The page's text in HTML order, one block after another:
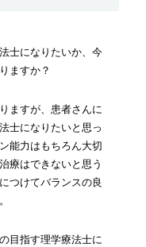
士になりたいか、今
ますか？
ますが、患者さんに
士になりたいと思っ
能力はもちろん大切
療はできないと思う
つけてバランスの良
目指す理学療法士に